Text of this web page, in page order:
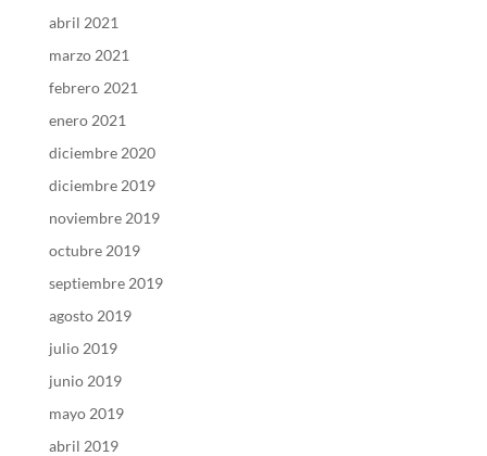
abril 2021
marzo 2021
febrero 2021
enero 2021
diciembre 2020
diciembre 2019
noviembre 2019
octubre 2019
septiembre 2019
agosto 2019
julio 2019
junio 2019
mayo 2019
abril 2019